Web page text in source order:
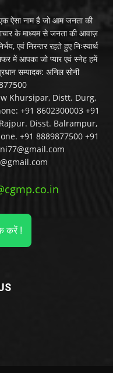
ऐसा नाम है जो आम जनता की
के माध्यम से जनता की आवाज़
एवं निरन्तर रहते हुए निःस्वार्थ
में आपका जो प्यार एवं स्नेह हमें
सम्पादक: अनिल सोनी
Khursipar, Distt. Durg,
+91 8602300003 +91
Disst. Balrampur,
+91 8889877500 +91
करें !